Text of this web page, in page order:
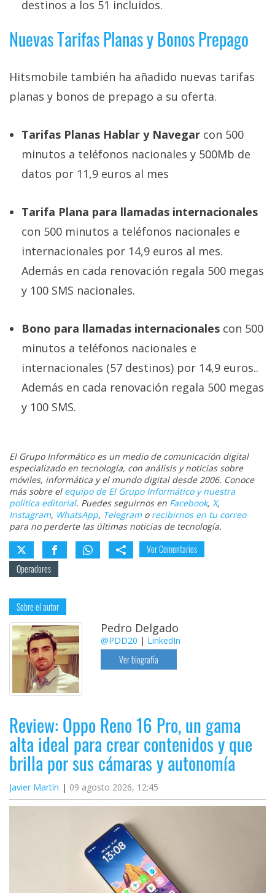
destinos a los 51 incluidos.
Nuevas Tarifas Planas y Bonos Prepago
Hitsmobile también ha añadido nuevas tarifas
planas y bonos de prepago a su oferta.
Tarifas Planas Hablar y Navegar con 500
minutos a teléfonos nacionales y 500Mb de
datos por 11,9 euros al mes
Tarifa Plana para llamadas internacionales
con 500 minutos a teléfonos nacionales e
internacionales por 14,9 euros al mes.
Además en cada renovación regala 500 megas
y 100 SMS nacionales.
Bono para llamadas internacionales con 500
minutos a teléfonos nacionales e
internacionales (57 destinos) por 14,9 euros..
Además en cada renovación regala 500 megas
y 100 SMS.
El Grupo Informático es un medio de comunicación digital
especializado en tecnología, con análisis y noticias sobre
móviles, informática y el mundo digital desde 2006. Conoce
más sobre el equipo de El Grupo Informático y nuestra
política editorial. Puedes seguirnos en Facebook, X,
Instagram, WhatsApp, Telegramo recibirnos en tu correo
para no perderte las últimas noticias de tecnología.
Ver Comentarios
Operadores
Sobre el autor
Pedro Delgado
@PDD20 | LinkedIn
Ver biografía
Review: Oppo Reno 16 Pro, un gama
alta ideal para crear contenidos y que
brilla por sus cámaras y autonomía
Javier Martín 09 agosto 2026, 12:45